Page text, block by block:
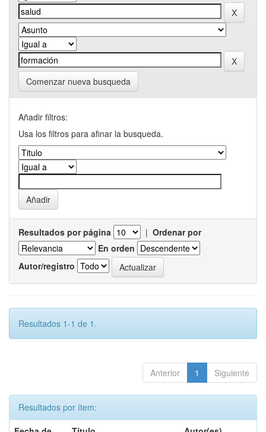
Comenzar nueva busqueda
Añadir filtros:
Usa los filtros para afinar la busqueda.
Resultados por página | Ordenar por
En orden
Autor/registro
Resultados 1-1 de 1.
Anterior 1 Siguiente
Resultados por ítem: